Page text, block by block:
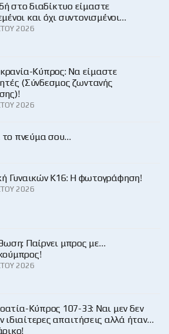
στο διαδίκτυο είμαστε
και όχι συντονισμένοι…
2026
Κύπρος: Να είμαστε
(Σύνδεσμος ζωντανής
2026
πνεύμα σου…
Γυναικών Κ16: Η φωτογράφηση!
2026
Παίρνει μπρος με…
2026
Κύπρος 107-33: Ναι μεν δεν
ιδιαίτερες απαιτήσεις αλλά ήταν…